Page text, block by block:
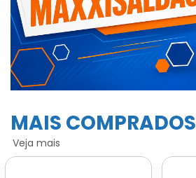
MAIS COMPRADOS
Veja mais